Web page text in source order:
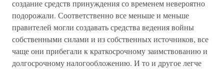
создание средств принуждения со временем невероятно
подорожали. Соответственно все меньше и меньше
правителей могли создавать средства ведения войны
собственными силами и из собственных источников, все
чаще они прибегали к краткосрочному заимствованию и
долгосрочному налогообложению. И то и другое легче